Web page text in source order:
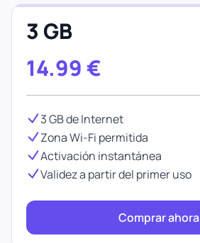
3 GB
14.99 €
3 GB de Internet
Zona Wi-Fi permitida
Activación instantánea
Validez a partir del primer uso
Comprar ahora